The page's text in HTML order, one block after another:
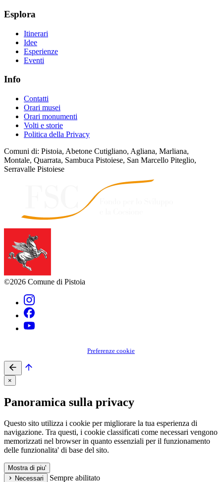
Esplora
Itinerari
Idee
Esperienze
Eventi
Info
Contatti
Orari musei
Orari monumenti
Volti e storie
Politica della Privacy
Comuni di: Pistoia, Abetone Cutigliano, Agliana, Marliana,
Montale, Quarrata, Sambuca Pistoiese, San Marcello Piteglio,
Serravalle Pistoiese
©2026 Comune di Pistoia
Preferenze cookie
×
Panoramica sulla privacy
Questo sito utilizza i cookie per migliorare la tua esperienza di
navigazione. Tra questi, i cookie classificati come necessari vengono
memorizzati nel browser in quanto essenziali per il funzionamento
delle funzionalita' di base del sito.
Mostra di piu'
Necessari
Sempre abilitato